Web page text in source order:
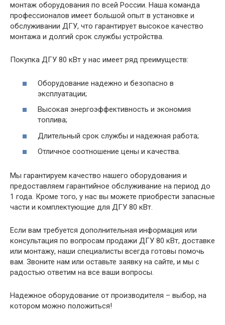
монтаж оборудования по всей России. Наша команда
профессионалов имеет большой опыт в установке и
обслуживании ДГУ, что гарантирует высокое качество
монтажа и долгий срок службы устройства.
Покупка ДГУ 80 кВт у нас имеет ряд преимуществ:
Оборудование надежно и безопасно в
эксплуатации;
Высокая энергоэффективность и экономия
топлива;
Длительный срок службы и надежная работа;
Отличное соотношение цены и качества.
Мы гарантируем качество нашего оборудования и
предоставляем гарантийное обслуживание на период до
1 года. Кроме того, у нас вы можете приобрести запасные
части и комплектующие для ДГУ 80 кВт.
Если вам требуется дополнительная информация или
консультация по вопросам продажи ДГУ 80 кВт, доставке
или монтажу, наши специалисты всегда готовы помочь
вам. Звоните нам или оставьте заявку на сайте, и мы с
радостью ответим на все ваши вопросы.
Надежное оборудование от производителя – выбор, на
котором можно положиться!